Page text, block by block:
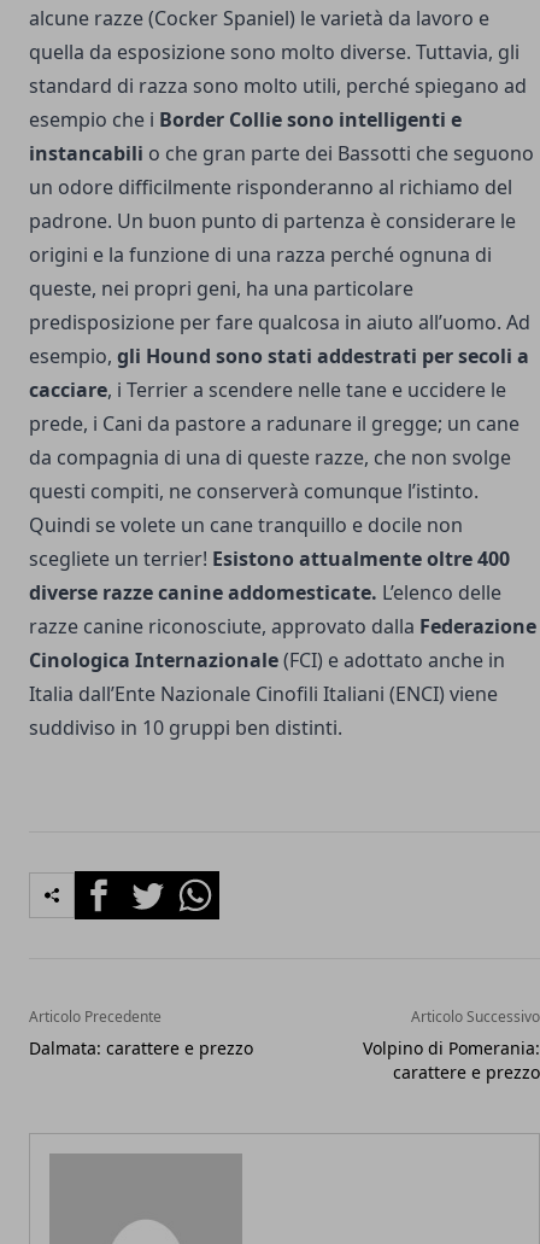
alcune razze (Cocker Spaniel) le varietà da lavoro e
quella da esposizione sono molto diverse. Tuttavia, gli
standard di razza sono molto utili, perché spiegano ad
esempio che i Border Collie sono intelligenti e
instancabili o che gran parte dei Bassotti che seguono
un odore difficilmente risponderanno al richiamo del
padrone. Un buon punto di partenza è considerare le
origini e la funzione di una razza perché ognuna di
queste, nei propri geni, ha una particolare
predisposizione per fare qualcosa in aiuto all’uomo. Ad
esempio, gli Hound sono stati addestrati per secoli a
cacciare, i Terrier a scendere nelle tane e uccidere le
prede, i Cani da pastore a radunare il gregge; un cane
da compagnia di una di queste razze, che non svolge
questi compiti, ne conserverà comunque l’istinto.
Quindi se volete un cane tranquillo e docile non
scegliete un terrier! Esistono attualmente oltre 400
diverse razze canine addomesticate. L’elenco delle
razze canine riconosciute, approvato dalla Federazione
Cinologica Internazionale(FCI) e adottato anche in
Italia dall’Ente Nazionale Cinofili Italiani (ENCI) viene
suddiviso in 10 gruppi ben distinti.
FacebookTwitterWhatsapp
Articolo Precedente
Dalmata: carattere e prezzo
Articolo Successivo
Volpino di Pomerania:
carattere e prezzo